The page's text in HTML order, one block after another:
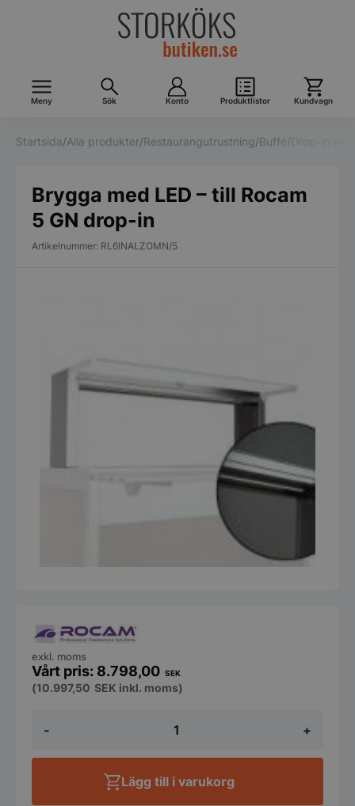
Meny Sök Konto Produktlistor Kundvagn
Startsida/Alla produkter/Restaurangutrustning/Buffé/Drop-in
Brygga med LED – till Rocam
5 GN drop-in
Artikelnummer: RL6INALZOMN/5
-
med
-
5
+
8.798,00 SEK
exkl. moms
(10.997,50 SEK inkl. moms)
Lägg till i varukorg